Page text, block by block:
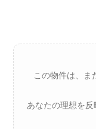
この物件は、ま
あなたの理想を